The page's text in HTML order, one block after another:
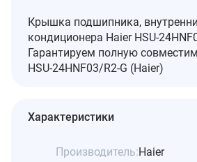
Крышка подшипника,
кондиционера Haier HSU-
Гарантируем полную
HSU-24HNF03/R2-G (Haier)
Характеристики
Производитель:Haier